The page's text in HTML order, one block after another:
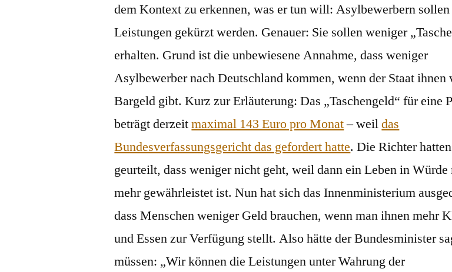
unter
Wahrung
der
Menschenwürde
doch
tun.“
dem Kontext zu erkennen, was er tun will: Asylbewerbern sollen
Leistungen gekürzt werden. Genauer: Sie sollen weniger
erhalten. Grund ist die unbewiesene Annahme, dass weniger
Asylbewerber nach Deutschland kommen, wenn der Staat ihnen
Bargeld gibt. Kurz zur Erläuterung: Das „Taschengeld“ für eine
beträgt derzeitmaximal 143 Euro pro Monat– weildas
Bundesverfassungsgericht das gefordert hatte. Die Richter hatten
geurteilt, dass weniger nicht geht, weil dann ein Leben in Würde
mehr gewährleistet ist. Nun hat sich das Innenministerium
dass Menschen weniger Geld brauchen, wenn man ihnen mehr
und Essen zur Verfügung stellt. Also hätte der Bundesminister
müssen: „Wir können die Leistungen unter Wahrung der